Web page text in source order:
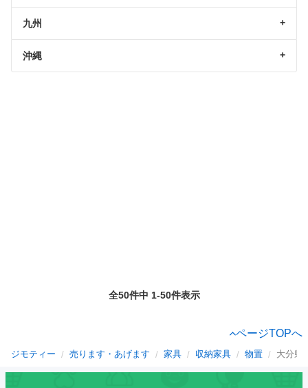
九州
沖縄
全50件中 1-50件表示
ページTOPへ
ジモティー 売ります・あげます 家具 収納家具 物置 大分県